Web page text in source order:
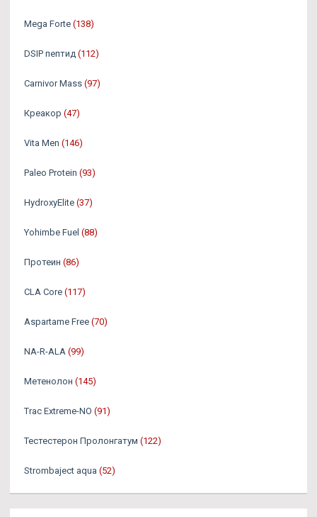
Mega Forte (138)
DSIP пептид (112)
Carnivor Mass (97)
Креакор (47)
Vita Men (146)
Paleo Protein (93)
HydroxyElite (37)
Yohimbe Fuel (88)
Протеин (86)
CLA Core (117)
Aspartame Free (70)
NA-R-ALA (99)
Метенолон (145)
Trac Extreme-NO (91)
Тестестерон Пролонгатум (122)
Strombaject aqua (52)